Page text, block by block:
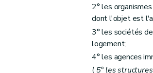
2° les
dont l'objet est
3° les sociétés
logement;
4° les agences
( 5° les